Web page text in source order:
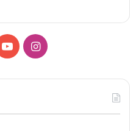
YouTubeInstagram